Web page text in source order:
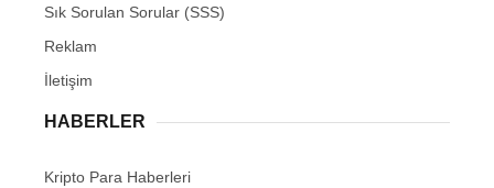
Sık Sorulan Sorular (SSS)
Reklam
İletişim
HABERLER
Kripto Para Haberleri